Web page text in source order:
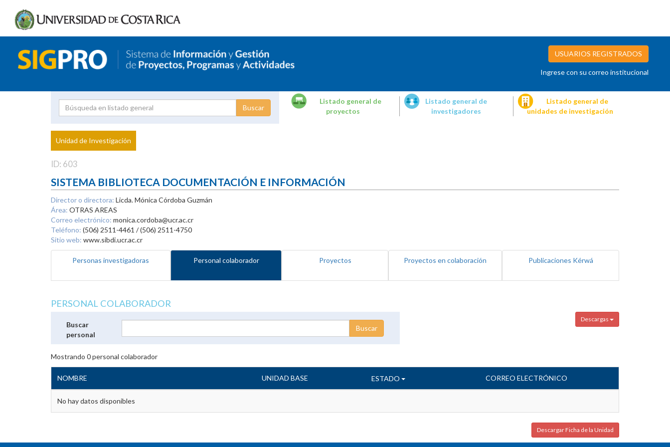
USUARIOS REGISTRADOS
Ingrese con su correo institucional
Proyecto
Investigador
Listado general de
proyectos
Listado general de
investigadores
Listado general de
unidades de investigación
Unidad de Investigación
ID: 603
SISTEMA BIBLIOTECA DOCUMENTACIÓN E INFORMACIÓN
Director o directora: Licda. Mónica Córdoba Guzmán
Área: OTRAS AREAS
Correo electrónico: monica.cordoba@ucr.ac.cr
Teléfono: (506) 2511-4461 / (506) 2511-4750
Sitio web: www.sibdi.ucr.ac.cr
Personas investigadoras Personal colaborador Proyectos Proyectos en colaboración Publicaciones Kérwá
PERSONAL COLABORADOR
Descargas
Buscar
personal
Mostrando 0personal colaborador
NOMBRE UNIDAD BASE ESTADO CORREO ELECTRÓNICO
No hay datos disponibles
Descargar Ficha de la Unidad